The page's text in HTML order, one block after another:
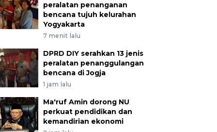
peralatan penanganan
bencana tujuh kelurahan
Yogyakarta
7 menit lalu
DPRD DIY serahkan 13 jenis
peralatan penanggulangan
bencana di Jogja
1 jam lalu
Ma'ruf Amin dorong NU
perkuat pendidikan dan
kemandirian ekonomi